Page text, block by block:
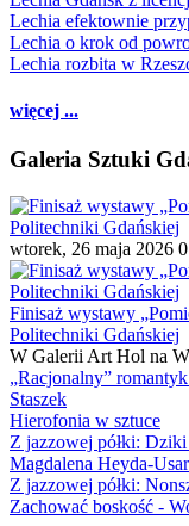
Lechia efektownie
Lechia o krok od
Lechia rozbita w
więcej ...
Galeria Sztuki
wtorek, 26 maja 2026
Finisaż wystawy
Politechniki Gdańskiej
W Galerii Art Hol na
„Racjonalny”
Staszek
Hierofonia w sztuce
Z jazzowej półki:
Magdalena Heyda-
Z jazzowej półki:
Zachować boskość -